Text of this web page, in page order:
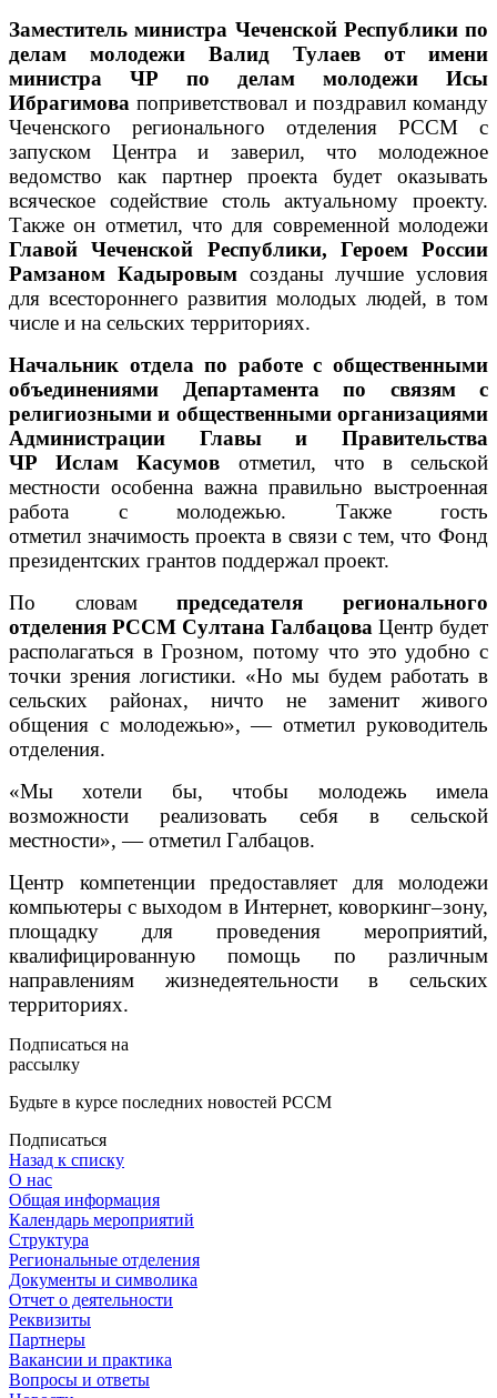
Заместитель министра Чеченской Республики по
делам молодежи Валид Тулаев от имени
министра ЧР по делам молодежи Исы
Ибрагимова поприветствовал и поздравил команду
Чеченского регионального отделения РССМ с
запуском Центра и заверил, что молодежное
ведомство как партнер проекта будет оказывать
всяческое содействие столь актуальному проекту.
Также он отметил, что для современной молодежи
Главой Чеченской Республики, Героем России
Рамзаном Кадыровымсозданы лучшие условия
для всестороннего развития молодых людей, в том
числе и на сельских территориях.
Начальник отдела по работе с общественными
объединениями Департамента по связям с
религиозными и общественными организациями
Администрации Главы и Правительства
ЧРИслам Касумов отметил, что в сельской
местности особенна важна правильно выстроенная
работа с молодежью. Также гость
отметил значимость проекта в связи с тем, что Фонд
президентских грантов поддержал проект.
По словампредседателя регионального
отделения РССМ Султана Галбацова Центр будет
располагаться в Грозном, потому что это удобно с
точки зрения логистики. «Но мы будем работать в
сельских районах, ничто не заменит живого
общения с молодежью», — отметил руководитель
отделения.
«Мы хотели бы, чтобы молодежь имела
возможности реализовать себя в сельской
местности», — отметил Галбацов.
Центр компетенции предоставляет для молодежи
компьютеры с выходом в Интернет, коворкинг–зону,
площадку для проведения мероприятий,
квалифицированную помощь по различным
направлениям жизнедеятельности в сельских
территориях.
Подписаться на
рассылку
Будьте в курсе последних новостей РССМ
Подписаться
Назад к списку
О нас
Общая информация
Календарь мероприятий
Структура
Региональные отделения
Документы и символика
Отчет о деятельности
Реквизиты
Партнеры
Вакансии и практика
Вопросы и ответы